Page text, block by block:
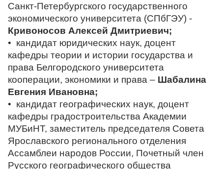
Санкт-Петербургского государственного
экономического университета (СПбГЭУ) -
Кривоносов Алексей Дмитриевич;
• кандидат юридических наук, доцент
кафедры теории и истории государства и
права Белгородского университета
кооперации, экономики и права – Шабалина
Евгения Ивановна;
• кандидат географических наук, доцент
кафедры градостроительства Академии
МУБиНТ, заместитель председателя Совета
Ярославского регионального отделения
Ассамблеи народов России, Почетный член
Русского географического общества